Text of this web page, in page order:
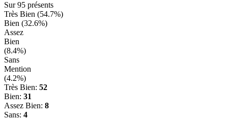
Sur95 présents
Très Bien (54.7%)
Bien (32.6%)
Assez
Bien
(8.4%)
Sans
Mention
(4.2%)
Très Bien: 52
Bien: 31
Assez Bien: 8
Sans: 4